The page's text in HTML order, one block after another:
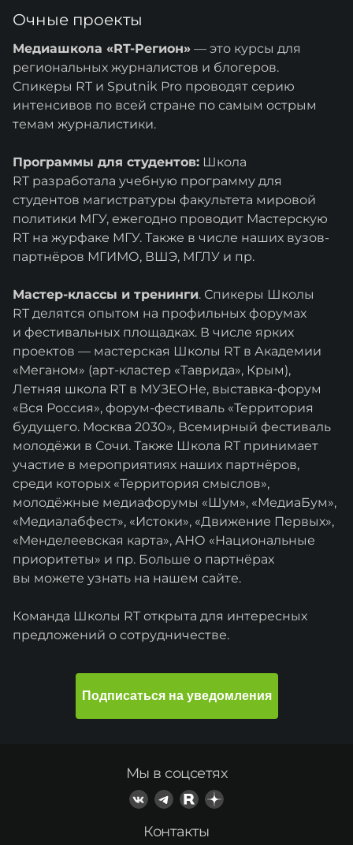
Очные проекты
Медиашкола «RT-Регион» — это курсы для
региональных журналистов и блогеров.
Спикеры RT и Sputnik Pro проводят серию
интенсивов по всей стране по самым острым
темам журналистики.
Программы для студентов: Школа
RT разработала учебную программу для
студентов магистратуры факультета мировой
политики МГУ, ежегодно проводит Мастерскую
RT на журфаке МГУ. Также в числе наших вузов-
партнёров МГИМО, ВШЭ, МГЛУ и пр.
Мастер-классы и тренинги. Спикеры Школы
RT делятся опытом на профильных форумах
и фестивальных площадках. В числе ярких
проектов — мастерская Школы RT в Академии
«Меганом» (арт-кластер «Таврида», Крым),
Летняя школа RT в МУЗЕОНе, выставка-форум
«Вся Россия», форум-фестиваль «Территория
будущего. Москва 2030», Всемирный фестиваль
молодёжи в Сочи. Также Школа RT принимает
участие в мероприятиях наших партнёров,
среди которых «Территория смыслов»,
молодёжные медиафорумы «Шум», «МедиаБум»,
«Медиалабфест», «Истоки», «Движение Первых»,
«Менделеевская карта», АНО «Национальные
приоритеты» и пр. Больше о партнёрах
вы можете узнать на нашем сайте.
Команда Школы RT открыта для интересных
предложений о сотрудничестве.
Подписаться на уведомления
Мы в соцсетях
Контакты